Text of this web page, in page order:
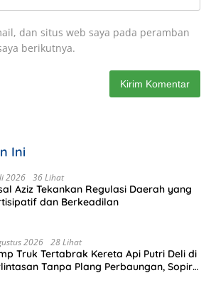
dan situs web saya pada peramban
berikutnya.
Ini
2026 36 Lihat
Aziz Tekankan Regulasi Daerah yang
dan Berkeadilan
2026 28 Lihat
Truk Tertabrak Kereta Api Putri Deli di
Tanpa Plang Perbaungan, Sopir